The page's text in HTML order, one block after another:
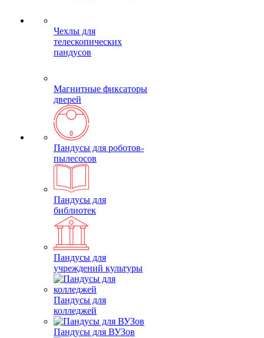
Чехлы для
телескопических
пандусов
Магнитные фиксаторы
дверей
Пандусы для роботов-
пылесосов
Пандусы для
библиотек
Пандусы для
учреждений культуры
Пандусы для
колледжей
Пандусы для ВУЗов